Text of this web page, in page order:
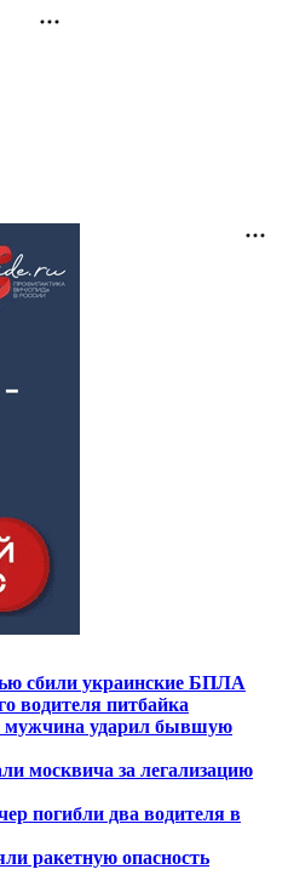
сбили украинские БПЛА
водителя питбайка
мужчина ударил бывшую
москвича за легализацию
погибли два водителя в
ракетную опасность